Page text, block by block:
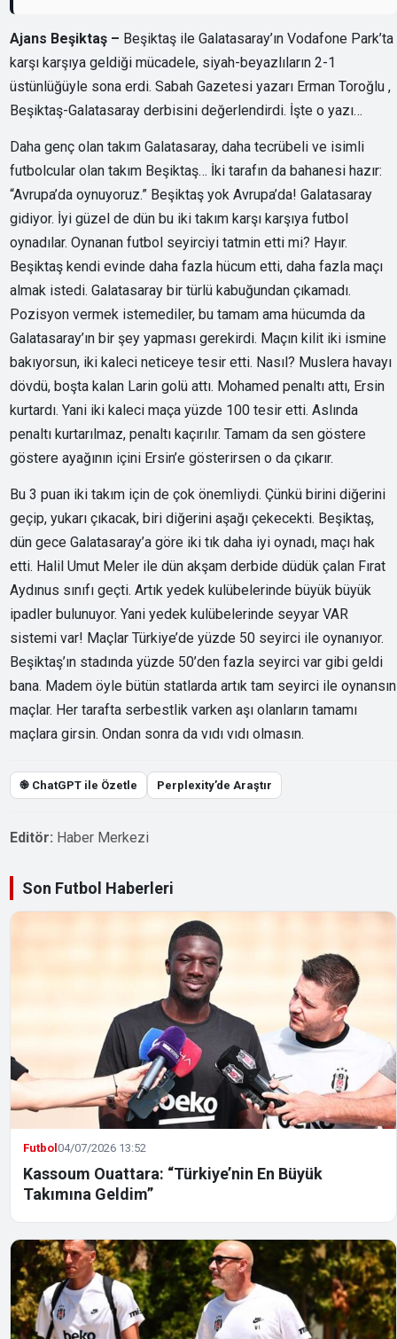
Ajans Beşiktaş – Beşiktaş ile Galatasaray’ın Vodafone Park’ta
karşı karşıya geldiği mücadele, siyah-beyazlıların 2-1
üstünlüğüyle sona erdi. Sabah Gazetesi yazarı Erman Toroğlu ,
Beşiktaş-Galatasaray derbisini değerlendirdi. İşte o yazı…
Daha genç olan takım Galatasaray, daha tecrübeli ve isimli
futbolcular olan takım Beşiktaş… İki tarafın da bahanesi hazır:
“Avrupa’da oynuyoruz.” Beşiktaş yok Avrupa’da! Galatasaray
gidiyor. İyi güzel de dün bu iki takım karşı karşıya futbol
oynadılar. Oynanan futbol seyirciyi tatmin etti mi? Hayır.
Beşiktaş kendi evinde daha fazla hücum etti, daha fazla maçı
almak istedi. Galatasaray bir türlü kabuğundan çıkamadı.
Pozisyon vermek istemediler, bu tamam ama hücumda da
Galatasaray’ın bir şey yapması gerekirdi. Maçın kilit iki ismine
bakıyorsun, iki kaleci neticeye tesir etti. Nasıl? Muslera havayı
dövdü, boşta kalan Larin golü attı. Mohamed penaltı attı, Ersin
kurtardı. Yani iki kaleci maça yüzde 100 tesir etti. Aslında
penaltı kurtarılmaz, penaltı kaçırılır. Tamam da sen göstere
göstere ayağının içini Ersin’e gösterirsen o da çıkarır.
Bu 3 puan iki takım için de çok önemliydi. Çünkü birini diğerini
geçip, yukarı çıkacak, biri diğerini aşağı çekecekti. Beşiktaş,
dün gece Galatasaray’a göre iki tık daha iyi oynadı, maçı hak
etti. Halil Umut Meler ile dün akşam derbide düdük çalan Fırat
Aydınus sınıfı geçti. Artık yedek kulübelerinde büyük büyük
ipadler bulunuyor. Yani yedek kulübelerinde seyyar VAR
sistemi var! Maçlar Türkiye’de yüzde 50 seyirci ile oynanıyor.
Beşiktaş’ın stadında yüzde 50’den fazla seyirci var gibi geldi
bana. Madem öyle bütün statlarda artık tam seyirci ile oynansın
maçlar. Her tarafta serbestlik varken aşı olanların tamamı
maçlara girsin. Ondan sonra da vıdı vıdı olmasın.
֎ ChatGPT ile Özetle Perplexity’de Araştır
Editör: Haber Merkezi
Son Futbol Haberleri
Futbol04/07/2026 13:52
Kassoum Ouattara: “Türkiye’nin En Büyük
Takımına Geldim”